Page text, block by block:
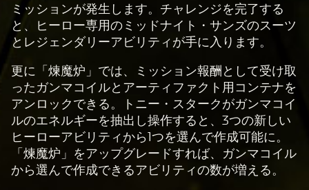
ミッションが発生します。チャレンジを完了する
と、ヒーロー専用のミッドナイト・サンズのスーツ
とレジェンダリーアビリティが手に入ります。
更に「煉魔炉」では、ミッション報酬として受け取
ったガンマコイルとアーティファクト用コンテナを
アンロックできる。トニー・スタークがガンマコイ
ルのエネルギーを抽出し操作すると、3つの新しい
ヒーローアビリティから1つを選んで作成可能に。
「煉魔炉」をアップグレードすれば、ガンマコイル
から選んで作成できるアビリティの数が増える。